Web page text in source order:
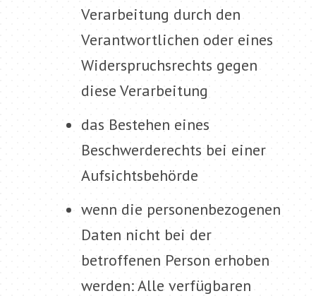
Verarbeitung durch den
Verantwortlichen oder eines
Widerspruchsrechts gegen
diese Verarbeitung
das Bestehen eines
Beschwerderechts bei einer
Aufsichtsbehörde
wenn die personenbezogenen
Daten nicht bei der
betroffenen Person erhoben
werden: Alle verfügbaren